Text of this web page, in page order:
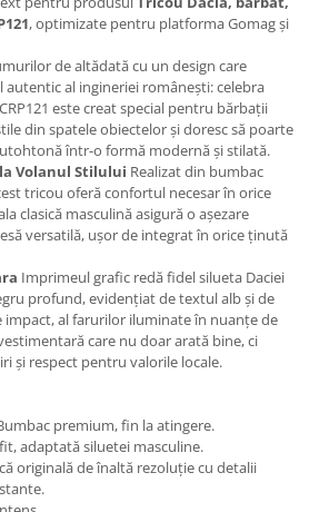
, optimizate pentru platforma Gomag și
de altădată cu un design care
autentic al ingineriei românești: celebra
este creat special pentru bărbații
din spatele obiectelor și doresc să poarte
într-o formă modernă și stilată.
Volanul Stilului Realizat din bumbac
tricou oferă confortul necesar în orice
clasică masculină asigură o așezare
versatilă, ușor de integrat în orice ținută
Imprimeul grafic redă fidel silueta Daciei
profund, evidențiat de textul alb și de
impact, al farurilor iluminate în nuanțe de
care nu doar arată bine, ci
și respect pentru valorile locale.
premium, fin la atingere.
adaptată siluetei masculine.
originală de înaltă rezoluție cu detalii